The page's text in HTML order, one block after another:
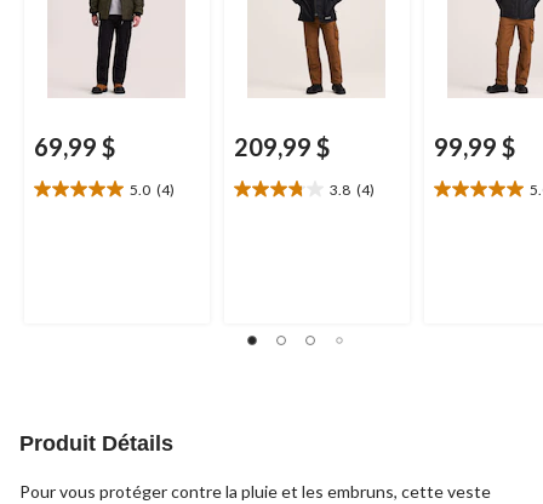
69,99 $
5.0 (4)
5.0
209,99 $
3.8 (4)
3.8
99,99 $
5.0
Produit Détails
Pour vous protéger contre la pluie et les embruns, cette veste